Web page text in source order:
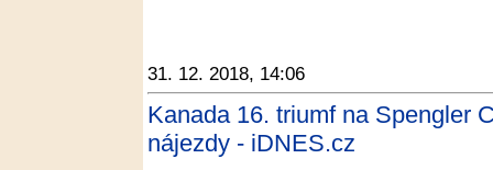
31. 12. 2018, 14:06
Kanada 16. triumf na Spengler
nájezdy - iDNES.cz